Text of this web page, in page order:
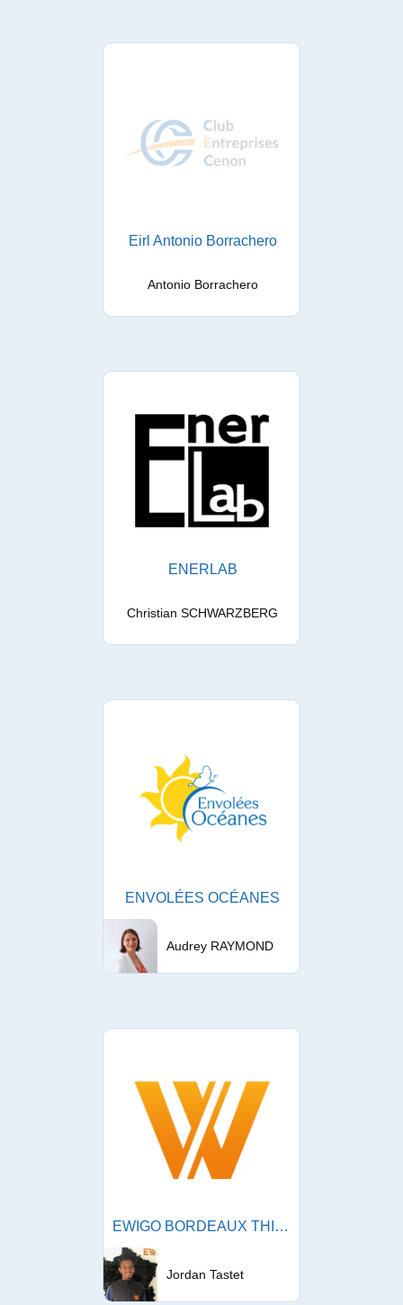
Eirl Antonio Borrachero
Antonio Borrachero
ENERLAB
Christian SCHWARZBERG
ENVOLÉES OCÉANES
Audrey RAYMOND
EWIGO BORDEAUX THIERS
Jordan Tastet